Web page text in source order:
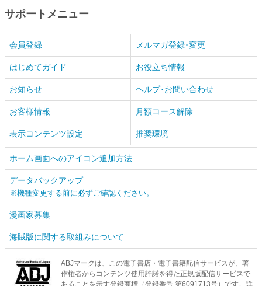
サポートメニュー
会員登録 メルマガ登録･変更
はじめてガイド お役立ち情報
お知らせ ヘルプ･お問い合わせ
お客様情報 月額コース解除
表示コンテンツ設定 推奨環境
ホーム画面へのアイコン追加方法
データバックアップ
※機種変更する前に必ずご確認ください。
漫画家募集
海賊版に関する取組みについて
ABJマークは、この電子書店・電子書籍配信サービスが、著
作権者からコンテンツ使用許諾を得た正規版配信サービスで
あることを示す登録商標（登録番号 第6091713号）です。詳